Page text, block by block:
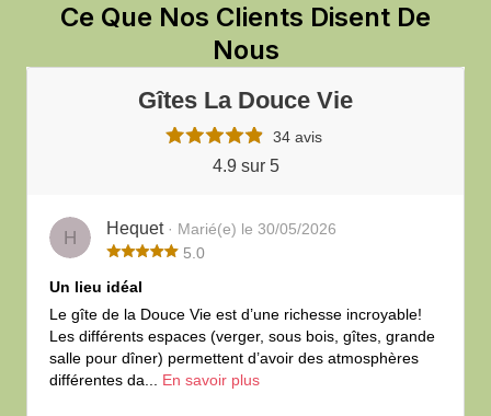
Ce Que Nos Clients Disent De
Nous
Gîtes La Douce Vie
34 avis
4.9 sur 5
H Hequet · Marié(e) le 30/05/2026
5.0
Un lieu idéal
Le gîte de la Douce Vie est d’une richesse incroyable!
Les différents espaces (verger, sous bois, gîtes, grande
salle pour dîner) permettent d’avoir des atmosphères
différentes da... En savoir plus